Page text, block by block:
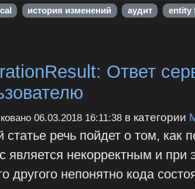
история изменений аудит entity
Ответ
06.03.2018 16:11:38в категории
статье речь пойдет о том, как
является некорректным и
другого непонятно кода